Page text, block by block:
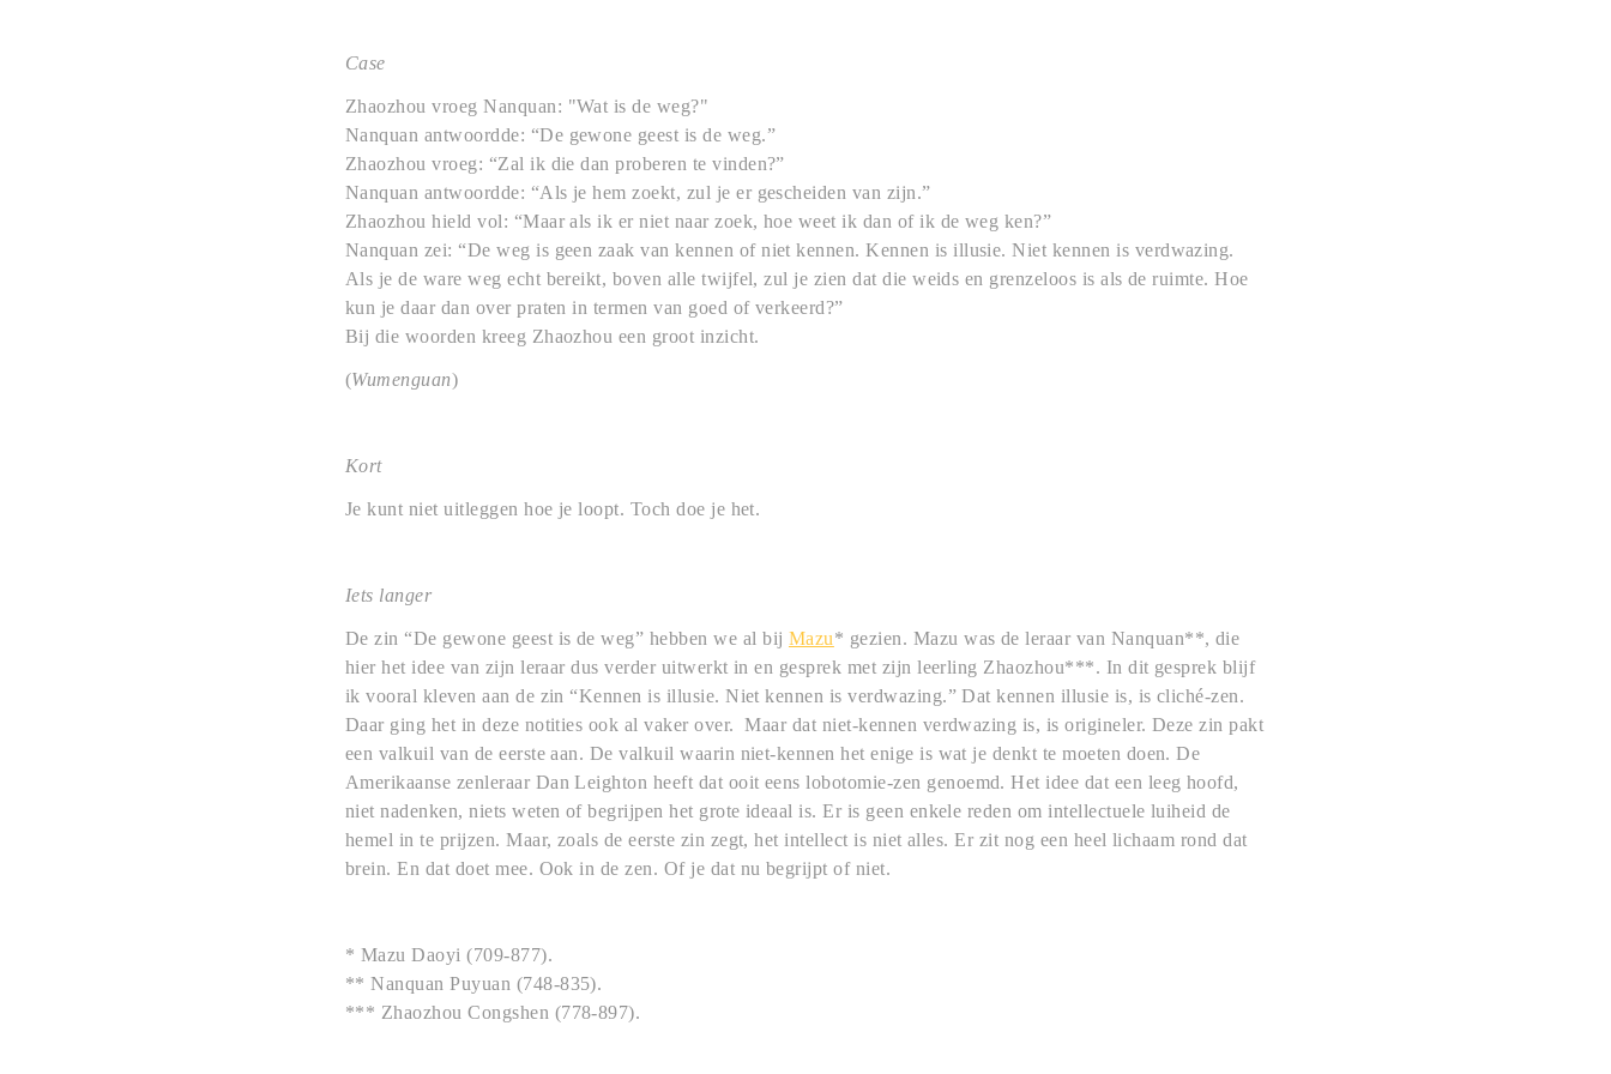
Case
Zhaozhou vroeg Nanquan: "Wat is de weg?"
Nanquan antwoordde: “De gewone geest is de weg.”
Zhaozhou vroeg: “Zal ik die dan proberen te vinden?”
Nanquan antwoordde: “Als je hem zoekt, zul je er gescheiden van zijn.”
Zhaozhou hield vol: “Maar als ik er niet naar zoek, hoe weet ik dan of ik de weg ken?”
Nanquan zei: “De weg is geen zaak van kennen of niet kennen. Kennen is illusie. Niet kennen is verdwazing.
Als je de ware weg echt bereikt, boven alle twijfel, zul je zien dat die weids en grenzeloos is als de ruimte. Hoe
kun je daar dan over praten in termen van goed of verkeerd?”
Bij die woorden kreeg Zhaozhou een groot inzicht.
(Wumenguan)
Kort
Je kunt niet uitleggen hoe je loopt. Toch doe je het.
Iets langer
De zin “De gewone geest is de weg” hebben we al bij Mazu* gezien. Mazu was de leraar van Nanquan**, die
hier het idee van zijn leraar dus verder uitwerkt in en gesprek met zijn leerling Zhaozhou***. In dit gesprek blijf
ik vooral kleven aan de zin “Kennen is illusie. Niet kennen is verdwazing.” Dat kennen illusie is, is cliché-zen.
Daar ging het in deze notities ook al vaker over. Maar dat niet-kennen verdwazing is, is origineler. Deze zin pakt
een valkuil van de eerste aan. De valkuil waarin niet-kennen het enige is wat je denkt te moeten doen. De
Amerikaanse zenleraar Dan Leighton heeft dat ooit eens lobotomie-zen genoemd. Het idee dat een leeg hoofd,
niet nadenken, niets weten of begrijpen het grote ideaal is. Er is geen enkele reden om intellectuele luiheid de
hemel in te prijzen. Maar, zoals de eerste zin zegt, het intellect is niet alles. Er zit nog een heel lichaam rond dat
brein. En dat doet mee. Ook in de zen. Of je dat nu begrijpt of niet.
* Mazu Daoyi (709-877).
** Nanquan Puyuan (748-835).
*** Zhaozhou Congshen (778-897).